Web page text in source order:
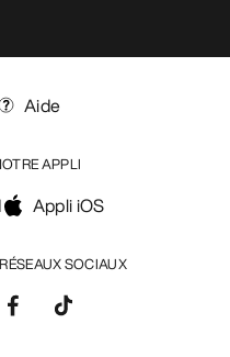
SOCIAUX
Aide
APPLI
Appli iOS